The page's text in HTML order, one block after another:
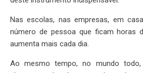
Nas escolas, nas empresas, em
número de pessoa que ficam horas
aumenta mais cada dia.
Ao mesmo tempo, no mundo todo,